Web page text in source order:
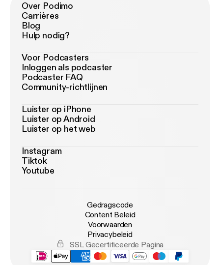
Over Podimo
Carrières
Blog
Hulp nodig?
Voor Podcasters
Inloggen als podcaster
Podcaster FAQ
Community-richtlijnen
Luister op iPhone
Luister op Android
Luister op het web
Instagram
Tiktok
Youtube
Gedragscode
Content Beleid
Voorwaarden
Privacybeleid
SSL Gecertificeerde Pagina